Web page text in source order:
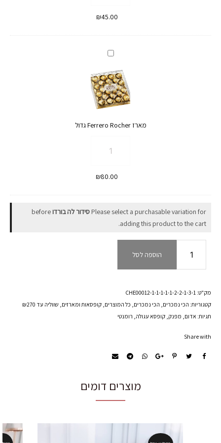
Raffaello
₪45.00
מארז
Rocher
גדול
מארז Ferrero Rocher גדול
Ferrero
₪80.00
Please select a purchasable variation for סידור לה בורדוbefore
adding this product to the cart.
סידור
בורדו
הוספה לסל
מק"ט: CHE00012-1-1-1-1-1-2-2-1-3-1
קטגוריות: הכי נמכרים, הכי נמכרים, כל המוצרים, קופסאות ומארזים, שווליה עד ₪270
תגיות: אדום, מפנק, קופסא עגולה, רומנטי
Share with
מוצרים דומים